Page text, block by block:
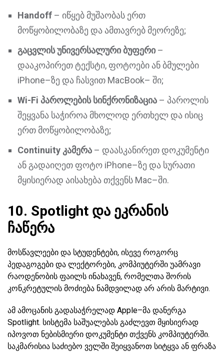
Handoff – იწყებ მუშაობას ერთ
მოწყობილობაზე და ამთავრებ მეორეზე;
გაცვლის უნივერსალური ბუფერი–
დააკოპირეთ ტექსტი, ფოტოები ან ბმულები
iPhone–ზე და ჩასვით MacBook– ში;
Wi-Fi პაროლების სინქრონიზაცია – პაროლის
შეყვანა საჭიროა მხოლოდ ერთხელ და ისიც
ერთ მოწყობილობაზე;
Continuity კამერა – დაასკანირეთ დოკუმენტი
ან გადაიღეთ ფოტო iPhone–ზე და სურათი
მყისიერად აისახება თქვენს Mac–ში.
10. Spotlight და ეკრანის
ჩაწერა
მოსწავლეები და სტუდენტები, ისევე როგორც
პედაგოგები და ლექტორები, კომპიუტერში უამრავი
რაოდენობის ფაილს ინახავენ, რომელთა შორის
კონკრეტულის მოძიება ნამდვილად არ არის მარტივი.
ამ ამოცანის გადასაჭრელად Apple–მა დანერგა
Spotlight. სისტემა საშუალებას გაძლევთ მყისიერად
იპოვოთ ნებისმიერი დოკუმენტი თქვენს კომპიუტერში.
საკმარისია საძიებო ველში შეიყვანოთ სიტყვა ან ფრაზა